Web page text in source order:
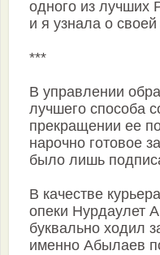
одного из
и я узнала о своей
***
В управлении
лучшего способа
прекращении ее
нарочно готовое
было лишь
В качестве
опеки Нурдаулет
буквально ходил
именно Абылаев